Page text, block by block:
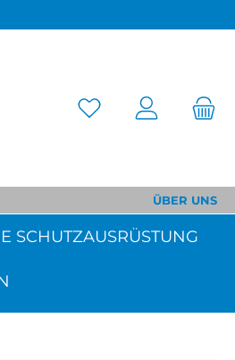
ÜBER UNS
SCHUTZAUSRÜSTUNG